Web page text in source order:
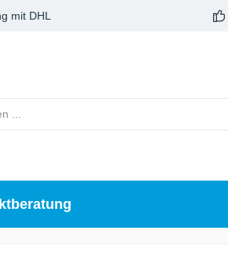
mit DHL